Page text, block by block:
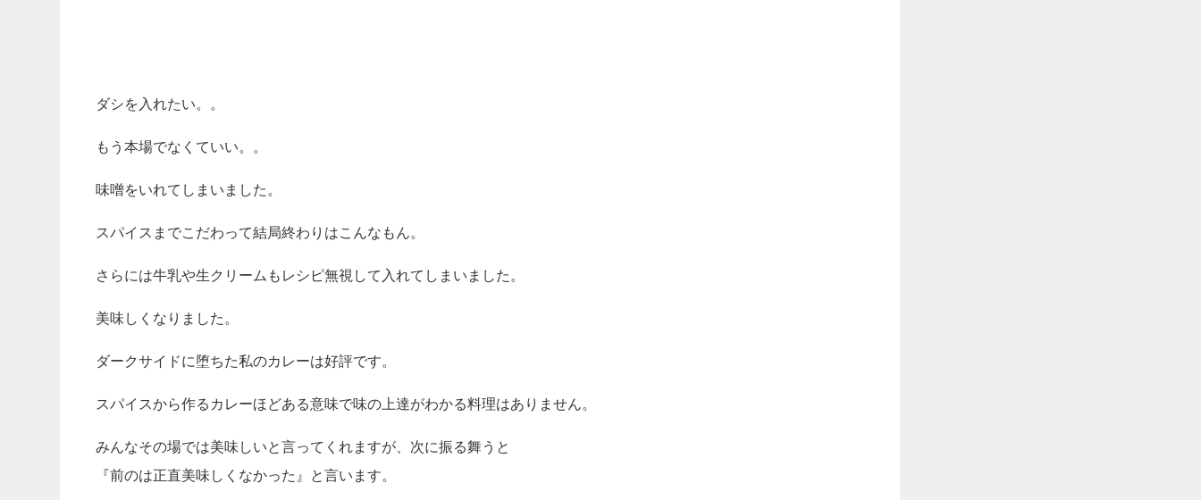
ダシを入れたい。。
もう本場でなくていい。。
味噌をいれてしまいました。
スパイスまでこだわって結局終わりはこんなもん。
さらには牛乳や生クリームもレシピ無視して入れてしまいました。
美味しくなりました。
ダークサイドに堕ちた私のカレーは好評です。
スパイスから作るカレーほどある意味で味の上達がわかる料理はありません。
みんなその場では美味しいと言ってくれますが、次に振る舞うと
『前のは正直美味しくなかった』と言います。